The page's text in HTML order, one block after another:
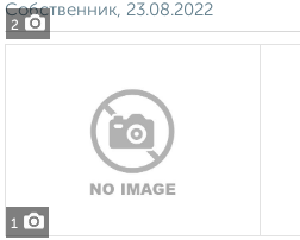
2
Собственник, 23.08.2022
1